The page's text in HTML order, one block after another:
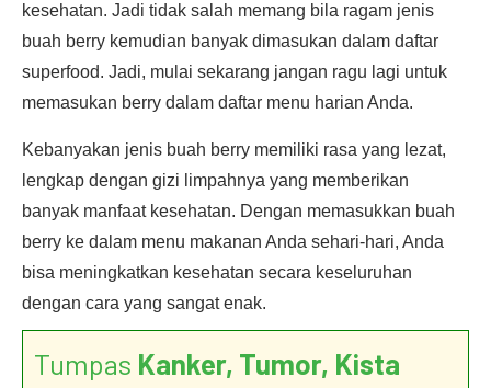
kesehatan. Jadi tidak salah memang bila ragam jenis
buah berry kemudian banyak dimasukan dalam daftar
superfood. Jadi, mulai sekarang jangan ragu lagi untuk
memasukan berry dalam daftar menu harian Anda.
Kebanyakan jenis buah berry memiliki rasa yang lezat,
lengkap dengan gizi limpahnya yang memberikan
banyak manfaat kesehatan. Dengan memasukkan buah
berry ke dalam menu makanan Anda sehari-hari, Anda
bisa meningkatkan kesehatan secara keseluruhan
dengan cara yang sangat enak.
Tumpas Kanker, Tumor, Kista